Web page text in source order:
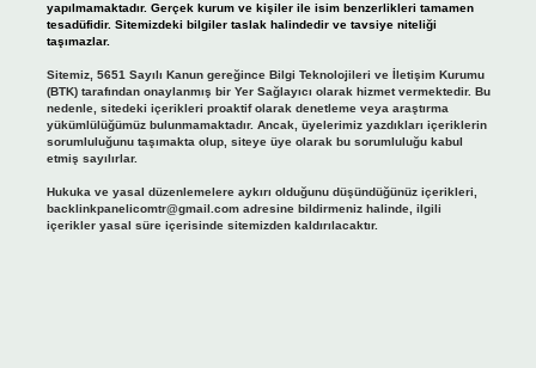
yapılmamaktadır. Gerçek kurum ve kişiler ile isim benzerlikleri tamamen
tesadüfidir. Sitemizdeki bilgiler taslak halindedir ve tavsiye niteliği
taşımazlar.
Sitemiz, 5651 Sayılı Kanun gereğince Bilgi Teknolojileri ve İletişim Kurumu
(BTK) tarafından onaylanmış bir Yer Sağlayıcı olarak hizmet vermektedir. Bu
nedenle, sitedeki içerikleri proaktif olarak denetleme veya araştırma
yükümlülüğümüz bulunmamaktadır. Ancak, üyelerimiz yazdıkları içeriklerin
sorumluluğunu taşımakta olup, siteye üye olarak bu sorumluluğu kabul
etmiş sayılırlar.
Hukuka ve yasal düzenlemelere aykırı olduğunu düşündüğünüz içerikleri,
backlinkpanelicomtr@gmail.comadresine bildirmeniz halinde, ilgili
içerikler yasal süre içerisinde sitemizden kaldırılacaktır.